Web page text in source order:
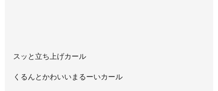
スッと立ち上げカール
くるんとかわいいまるーいカール